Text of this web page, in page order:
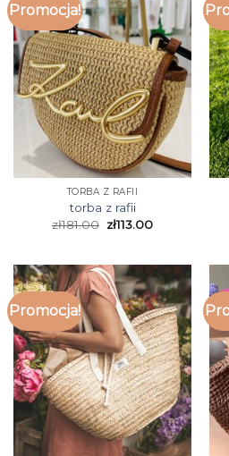
Promocja!
TORBA Z RAFII
torba z rafii
zł181.00 zł113.00
Promocja!